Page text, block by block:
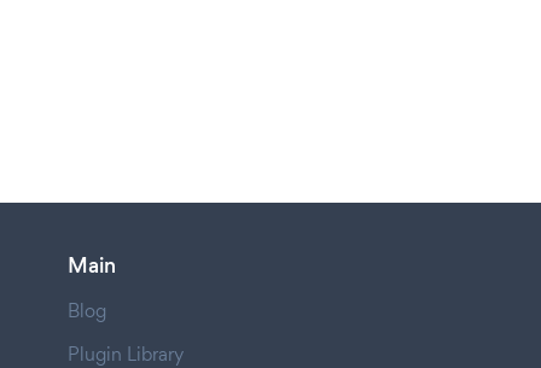
Main
Blog
Plugin Library